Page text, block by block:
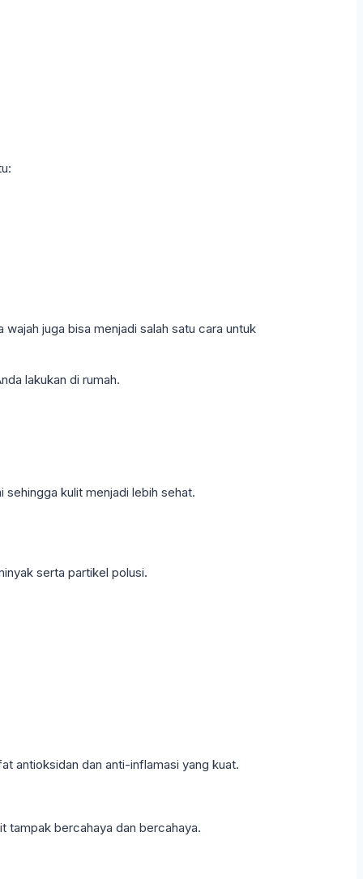
juga bisa menjadi salah satu cara untuk
lakukan di rumah.
kulit menjadi lebih sehat.
serta partikel polusi.
antioksidan dan anti-inflamasi yang kuat.
tampak bercahaya dan bercahaya.